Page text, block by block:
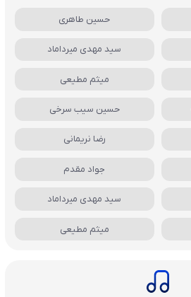
حسین طاهری
سید مهدی میرداماد
میثم مطیعی
حسین سیب سرخی
رضا نریمانی
جواد مقدم
سید مهدی میرداماد
میثم مطیعی